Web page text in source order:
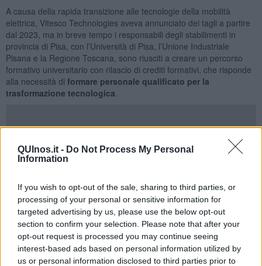
QUInos.it - Do Not Process My Personal
Information
If you wish to opt-out of the sale, sharing to third parties, or
processing of your personal or sensitive information for
targeted advertising by us, please use the below opt-out
section to confirm your selection. Please note that after your
opt-out request is processed you may continue seeing
interest-based ads based on personal information utilized by
us or personal information disclosed to third parties prior to
A causa della rapida transizione alle tecnologie della mobilità
elettrica, Vitesco Technologies aveva annunciato dei tagli a partire
dal 2023, ma in breve tempo i responsabili degli stabilimenti in
provincia di Pisa, con l’Università di Pisa, l’Unione Industriale
Pisana e la Regione Toscana, sono riusciti a creare un percorso
formativo universitario con rilascio di crediti formativi, che risponde
alla necessità di formare personale qualificato per la
trasformazione tecnologica
Alla consegna dei primi diplomi in “Automotive Electronics and
Powertrain Electrification”, oltre al management della
ToncelliPlant Manager Vitesco, il prorettore vicario dell’Università
di PisaCarlo Petronio, il direttore del Dipartimento di Ingegneria di
InformazioneAndrea Caiti, il responsabile del corso di
perfezionamentoSergio Saponarae i membri del consiglio del
corsoGiuseppe Anastasi, Giovanni Basso e Roberto Saletti.
“I nostri docenti hanno trasmesso conoscenze chiave per lo